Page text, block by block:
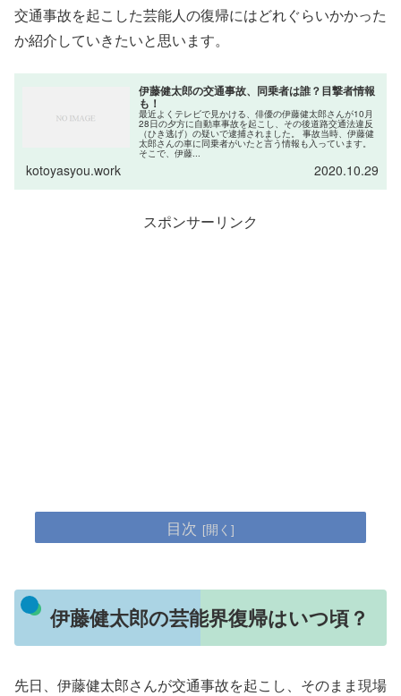
交通事故を起こした芸能人の復帰にはどれぐらいかかった
か紹介していきたいと思います。
伊藤健太郎の交通事故、同乗者は誰？目撃者情報
も！
最近よくテレビで見かける、俳優の伊藤健太郎さんが10月
28日の夕方に自動車事故を起こし、その後道路交通法違反
（ひき逃げ）の疑いで逮捕されました。 事故当時、伊藤健
太郎さんの車に同乗者がいたと言う情報も入っています。
そこで、伊藤...
kotoyasyou.work 2020.10.29
スポンサーリンク
目次
伊藤健太郎の芸能界復帰はいつ頃？
先日、伊藤健太郎さんが交通事故を起こし、そのまま現場